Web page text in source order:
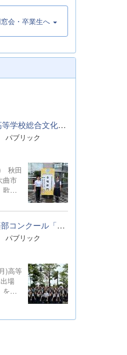
会・卒業生へ
第50回全国高等学校総合文化祭「音楽部」のご報告
パブリック
秋田
曲市
歌声
楽部
群
の
加し
群馬県吹奏楽部コンクール「銀賞」受賞しました
パブリック
)高等
場
を受
も
ご